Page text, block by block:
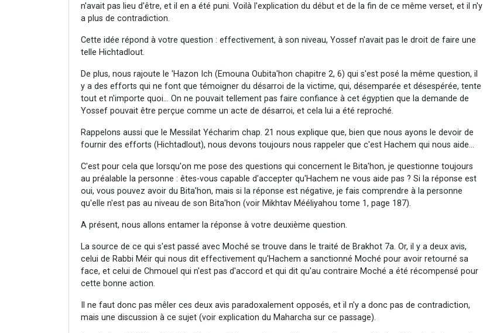
n'avait pas lieu d'être, et il en a été puni. Voilà l'explication du début et de la fin de ce même verset, et il n'y
a plus de contradiction.
Cette idée répond à votre question : effectivement, à son niveau, Yossef n'avait pas le droit de faire une
telle Hichtadlout.
De plus, nous rajoute le 'Hazon Ich (Emouna Oubita'hon chapitre 2, 6) qui s'est posé la même question, il
y a des efforts qui ne font que témoigner du désarroi de la victime, qui, désemparée et désespérée, tente
tout et n'importe quoi... On ne pouvait tellement pas faire confiance à cet égyptien que la demande de
Yossef pouvait être perçue comme un acte de désarroi, et cela lui a été reproché.
Rappelons aussi que le Messilat Yécharim chap. 21 nous explique que, bien que nous ayons le devoir de
fournir des efforts (Hichtadlout), nous devons toujours nous rappeler que c'est Hachem qui nous aide...
C'est pour cela que lorsqu'on me pose des questions qui concernent le Bita'hon, je questionne toujours
au préalable la personne : êtes-vous capable d'accepter qu'Hachem ne vous aide pas ? Si la réponse est
oui, vous pouvez avoir du Bita'hon, mais si la réponse est négative, je fais comprendre à la personne
qu'elle n'est pas au niveau de son Bita'hon (voir Mikhtav Mééliyahou tome 1, page 187).
A présent, nous allons entamer la réponse à votre deuxième question.
La source de ce qui s'est passé avec Moché se trouve dans le traité de Brakhot 7a. Or, il y a deux avis,
celui de Rabbi Méir qui nous dit effectivement qu'Hachem a sanctionné Moché pour avoir retourné sa
face, et celui de Chmouel qui n'est pas d'accord et qui dit qu'au contraire Moché a été récompensé pour
cette bonne action.
Il ne faut donc pas mêler ces deux avis paradoxalement opposés, et il n'y a donc pas de contradiction,
mais une discussion à ce sujet (voir explication du Maharcha sur ce passage).